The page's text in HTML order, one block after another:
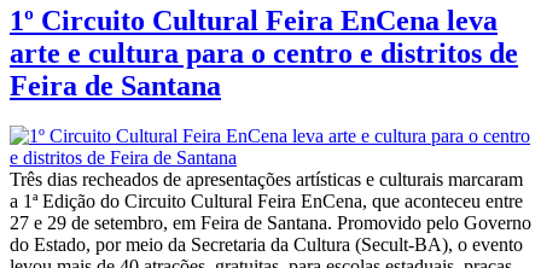
1º Circuito Cultural Feira EnCena leva
arte e cultura para o centro e distritos de
Feira de Santana
Três dias recheados de apresentações artísticas e culturais marcaram
a 1ª Edição do Circuito Cultural Feira EnCena, que aconteceu entre
27 e 29 de setembro, em Feira de Santana. Promovido pelo Governo
do Estado, por meio da Secretaria da Cultura (Secult-BA), o evento